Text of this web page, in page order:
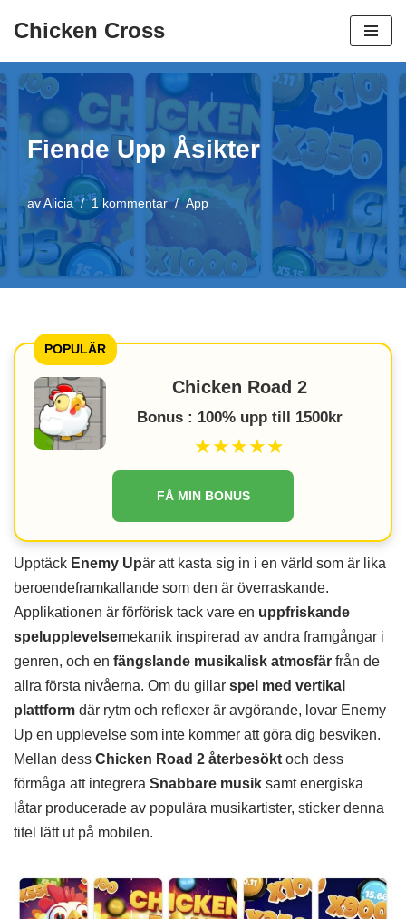
till
innehåll
Chicken Cross
Fiende Upp Åsikter
avAlicia 1 kommentar App
POPULÄR
Chicken Road 2
Bonus : 100% upp till 1500kr
★★★★★
FÅ MIN BONUS
Upptäck Enemy Upär att kasta sig in i en värld som är lika
beroendeframkallande som den är överraskande.
Applikationen är förförisk tack vare en uppfriskande
spelupplevelsemekanik inspirerad av andra framgångar i
genren, och en fängslande musikalisk atmosfär från de
allra första nivåerna. Om du gillar spel med vertikal
plattform där rytm och reflexer är avgörande, lovar Enemy
Up en upplevelse som inte kommer att göra dig besviken.
Mellan dess Chicken Road 2 återbesökt och dess
förmåga att integrera Snabbare musik samt energiska
låtar producerade av populära musikartister, sticker denna
titel lätt ut på mobilen.